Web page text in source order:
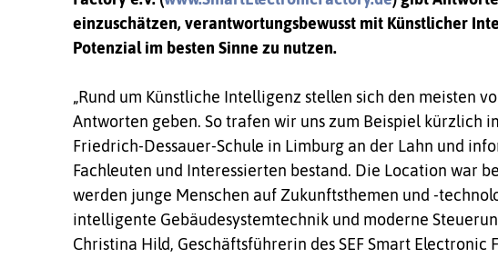
einzuschätzen, verantwortungsbewusst mit Künstlicher
Potenzial im besten Sinne zu nutzen.
„Rund um Künstliche Intelligenz stellen sich den meisten
Antworten geben. So trafen wir uns zum Beispiel kürzlich
Friedrich-Dessauer-Schule in Limburg an der Lahn und
Fachleuten und Interessierten bestand. Die Location war
werden junge Menschen auf Zukunftsthemen und -
intelligente Gebäudesystemtechnik und moderne
Christina Hild, Geschäftsführerin des SEF Smart Electronic